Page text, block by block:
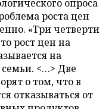
опроса
роста цен
«Три четверти
рост цен на
на
<…> Две
о том, что в
отказываться от